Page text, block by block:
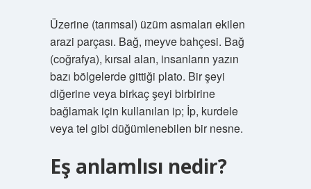
Üzerine (tarımsal) üzüm asmaları ekilen
arazi parçası. Bağ, meyve bahçesi. Bağ
(coğrafya), kırsal alan, insanların yazın
bazı bölgelerde gittiği plato. Bir şeyi
diğerine veya birkaç şeyi birbirine
bağlamak için kullanılan ip; İp, kurdele
veya tel gibi düğümlenebilen bir nesne.
Eş anlamlısı nedir?